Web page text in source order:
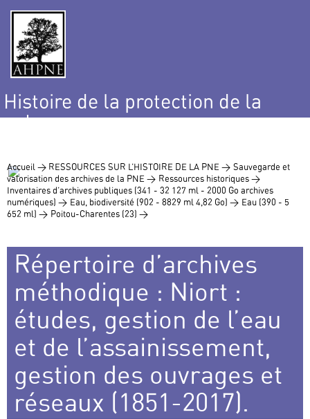
Histoire de la protection de la
nature
Accueil > RESSOURCES SUR L’HISTOIRE DE LA PNE > Sauvegarde et
valorisation des archives de la PNE > Ressources historiques >
Inventaires d’archives publiques (341 - 32 127 ml - 2000 Go archives
numériques) > Eau, biodiversité (902 - 8829 ml 4,82 Go) > Eau (390 - 5
652 ml) > Poitou-Charentes (23) >
Répertoire d’archives
méthodique : Niort :
études, gestion de l’eau
et de l’assainissement,
gestion des ouvrages et
réseaux (1851-2017).